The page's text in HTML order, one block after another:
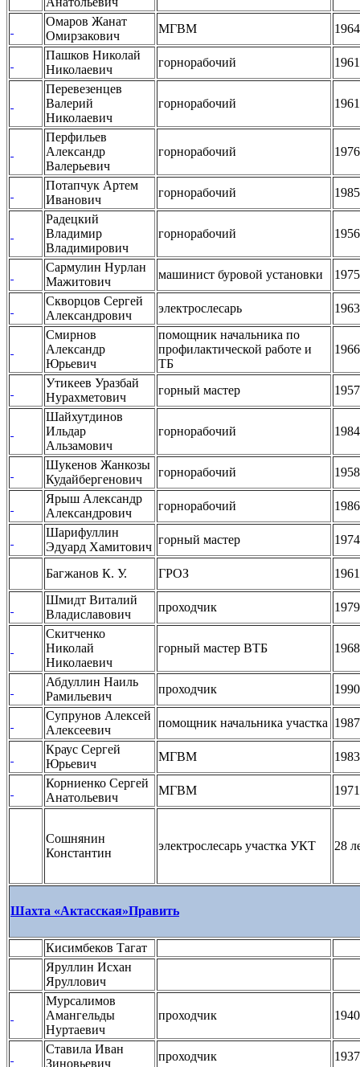
Омаров Жанат
Омирзакович
МГВМ
1964
Пашков Николай
Николаевич
горнорабочий
1961
Перевезенцев
Валерий
Николаевич
горнорабочий 1961
Перфильев
Александр
Валерьевич
горнорабочий 1976
Потапчук Артем
Иванович
горнорабочий
1985
Радецкий
Владимир
Владимирович
горнорабочий 1956
Сармулин Нурлан
Мажитович
машинист буровой установки
1975
Скворцов Сергей
Александрович
электрослесарь
1963
Смирнов
Александр
Юрьевич
помощник начальника по
профилактической работе и
ТБ
1966
Утикеев Уразбай
Нурахметович
горный мастер
1957
Шайхутдинов
Ильдар
Альзамович
горнорабочий 1984
Шукенов Жанкозы
Кудайбергенович
горнорабочий
1958
Ярыш Александр
Александрович
горнорабочий
1986
Шарифуллин
Эдуард Хамитович
горный мастер 1974
Багжанов К. У. ГРОЗ
1961
Шмидт Виталий
Владиславович
проходчик
1979
Скитченко
Николай
Николаевич
горный мастер ВТБ 1968
Абдуллин Наиль
Рамильевич
проходчик
1990
Супрунов Алексей
Алексеевич
помощник начальника участка 1987
Краус Сергей
Юрьевич
МГВМ
1983
Корниенко Сергей
Анатольевич
МГВМ 1971
Сошнянин
Константин
электрослесарь участка УКТ 28
Шахта «Актасская»Править
Кисимбеков Тагат
Яруллин Исхан
Яруллович
Мурсалимов
Амангельды
Нуртаевич
проходчик 1940
Ставила Иван
Зиновьевич
проходчик
1937